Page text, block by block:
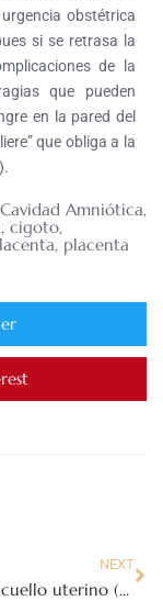
obstétrica
si se retrasa la
de la
que pueden
en la pared del
que obliga a la
Cavidad Amniótica,
, cigoto,
, placenta
NEXT
Cáncer de cuello uterino (cáncer cervicouterino)